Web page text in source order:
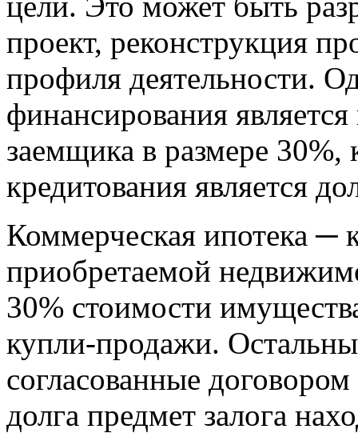
проект, реконструкция
профиля деятельности.
финансирования
заемщика в размере
кредитования является
Коммерческая ипотека ─
приобретаемой
30% стоимости
купли-продажи.
согласованные
долга предмет залога